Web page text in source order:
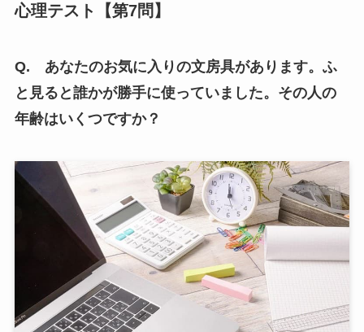
心理テスト【第7問】
Q. あなたのお気に入りの文房具があります。ふ
と見ると誰かが勝手に使っていました。その人の
年齢はいくつですか？